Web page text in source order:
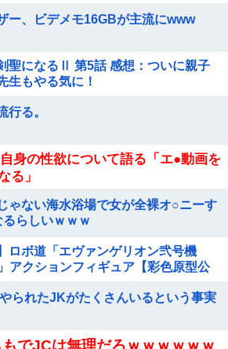
ー、ビデメモ16GBが主流にwww
聖になるⅡ 第5話 感想：ついに親子
生もやる気に！
行る。
身の性欲について語る「エ●動画を
る」
ゃない海水浴場で女が全裸オ○ニーす
らしいｗｗｗ
ロボ道「エヴァンゲリオン弐号機
アクションフィギュア【彩色原型公
られたJKがたくさんいるという事実
もでJCは無理だろｗｗｗｗｗｗ